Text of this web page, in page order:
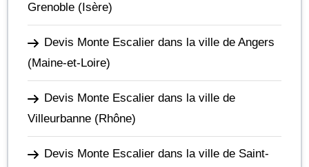
Grenoble (Isère)
Devis Monte Escalier dans la ville de Angers
(Maine-et-Loire)
Devis Monte Escalier dans la ville de
Villeurbanne (Rhône)
Devis Monte Escalier dans la ville de Saint-